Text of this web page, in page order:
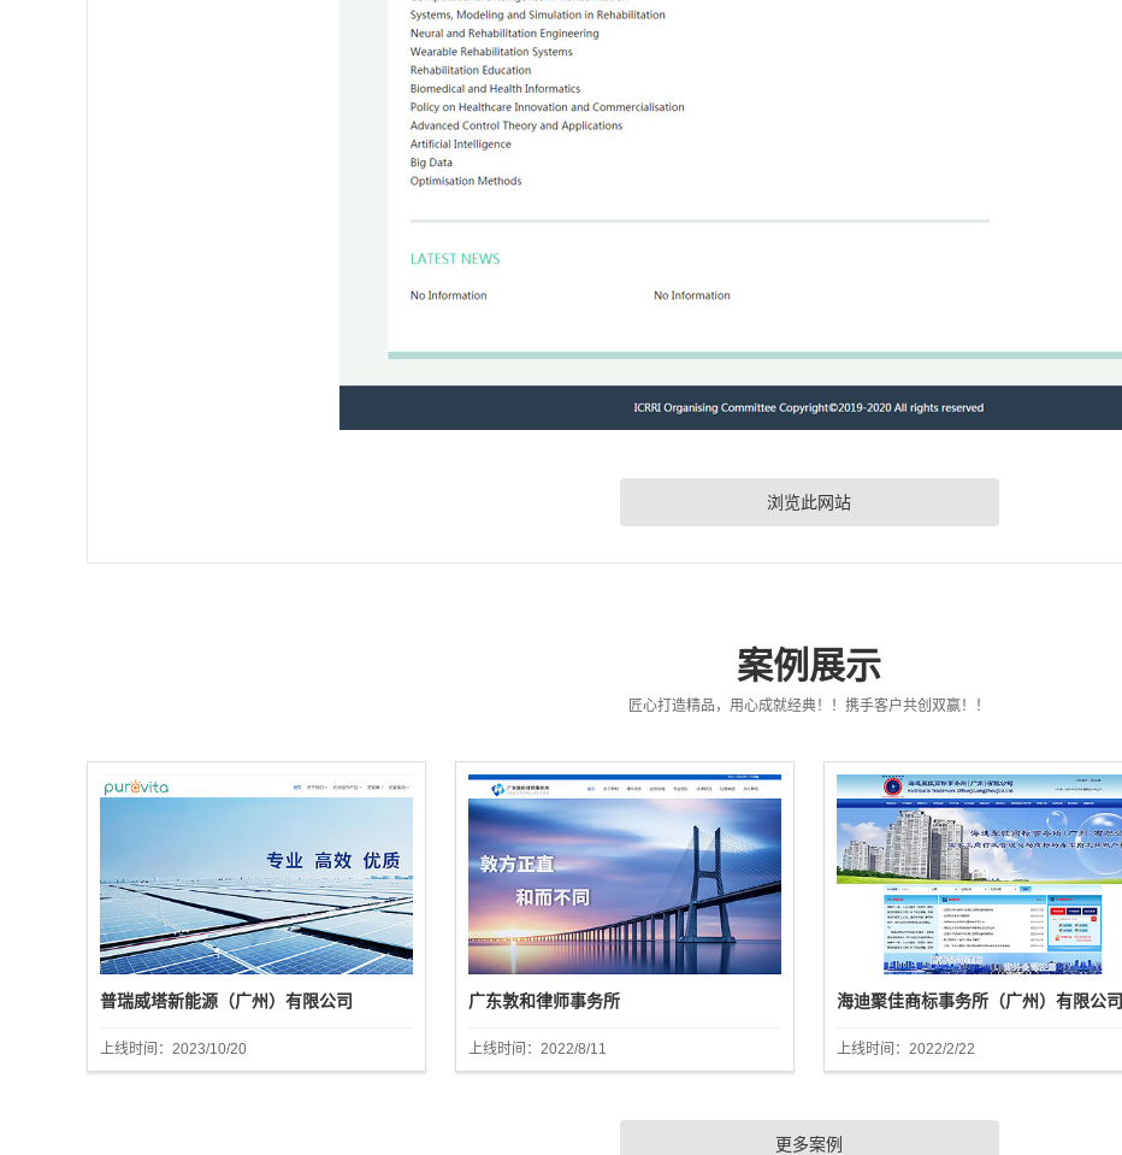
浏览此网站
案例展示
匠心打造精品，用心成就经典！！携手客户共创双赢！！
普瑞威塔新能源（广州）有限公司
上线时间：2023/10/20
广东敦和律师事务所
上线时间：2022/8/11
海迪聚佳商标事务所（广州）有限公司
上线时间：2022/2/22
更多案例